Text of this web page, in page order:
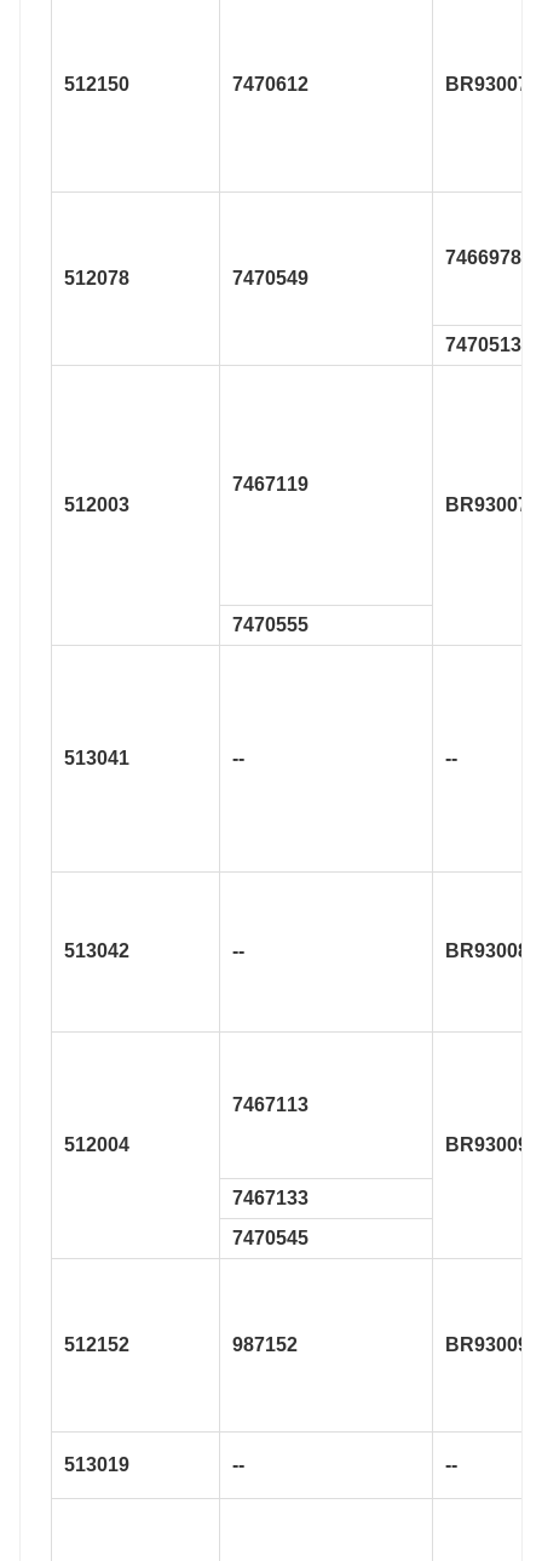
512150 7470612 BR930075
512078 7470549
7466978
7470513
512003
7467119
BR930074
7470555
513041 -- --
513042 -- BR930087
512004
7467113
BR930096
7467133
7470545
512152 987152 BR930098
513019 -- --